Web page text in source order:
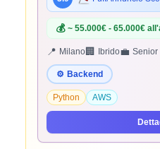
💰 ~ 55.000€ - 65.000€
📍 Milano🏢 Ibrido💼 Senior
⚙️ Backend
Python AWS